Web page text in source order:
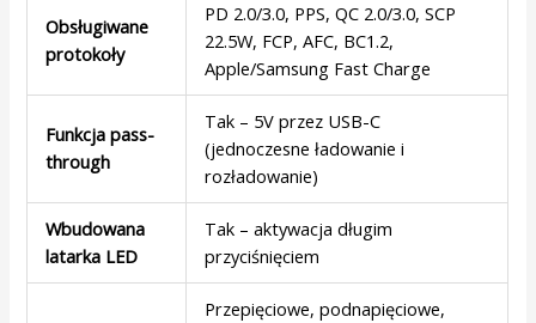
Obsługiwane
protokoły
PD 2.0/3.0, PPS, QC 2.0/3.0, SCP
22.5W, FCP, AFC, BC1.2,
Apple/Samsung Fast Charge
Funkcja pass-
through
Tak – 5V przez USB-C
(jednoczesne ładowanie i
rozładowanie)
Wbudowana
latarka LED
Tak – aktywacja długim
przyciśnięciem
Przepięciowe, podnapięciowe,